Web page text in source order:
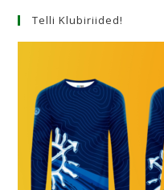
Telli Klubiriided!